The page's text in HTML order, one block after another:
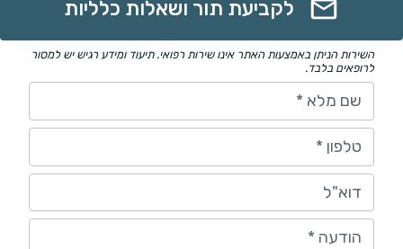
לקביעת תור ושאלות כלליות
השירות הניתן באמצעות האתר אינו שירות רפואי. תיעוד ומידע רגיש יש למסור
לרופאים בלבד.
שם מלא *
טלפון *
דוא"ל
הודעה *